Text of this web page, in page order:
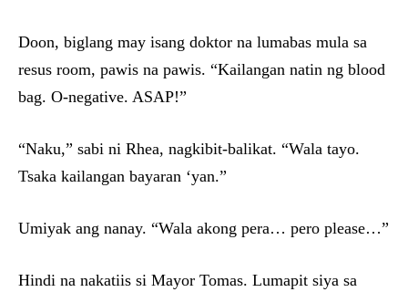
Doon, biglang may isang doktor na lumabas mula sa
resus room, pawis na pawis. “Kailangan natin ng blood
bag. O-negative. ASAP!”
“Naku,” sabi ni Rhea, nagkibit-balikat. “Wala tayo.
Tsaka kailangan bayaran ‘yan.”
Umiyak ang nanay. “Wala akong pera… pero please…”
Hindi na nakatiis si Mayor Tomas. Lumapit siya sa